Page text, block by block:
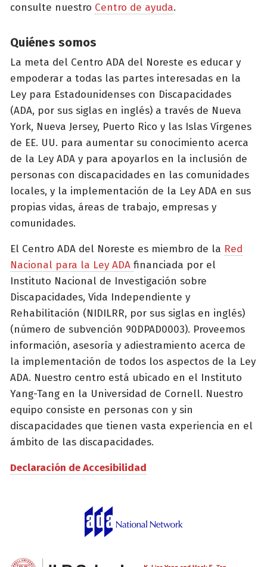
consulte nuestro Centro de ayuda.
Quiénes somos
La meta del Centro ADA del Noreste es educar y
empoderar a todas las partes interesadas en la
Ley para Estadounidenses con Discapacidades
(ADA, por sus siglas en inglés) a través de Nueva
York, Nueva Jersey, Puerto Rico y las Islas Vírgenes
de EE. UU. para aumentar su conocimiento acerca
de la Ley ADA y para apoyarlos en la inclusión de
personas con discapacidades en las comunidades
locales, y la implementación de la Ley ADA en sus
propias vidas, áreas de trabajo, empresas y
comunidades.
El Centro ADA del Noreste es miembro de la Red
Nacional para la Ley ADA financiada por el
Instituto Nacional de Investigación sobre
Discapacidades, Vida Independiente y
Rehabilitación (NIDILRR, por sus siglas en inglés)
(número de subvención 90DPAD0003). Proveemos
información, asesoría y adiestramiento acerca de
la implementación de todos los aspectos de la Ley
ADA. Nuestro centro está ubicado en el Instituto
Yang-Tang en la Universidad de Cornell. Nuestro
equipo consiste en personas con y sin
discapacidades que tienen vasta experiencia en el
ámbito de las discapacidades.
Declaración de Accesibilidad